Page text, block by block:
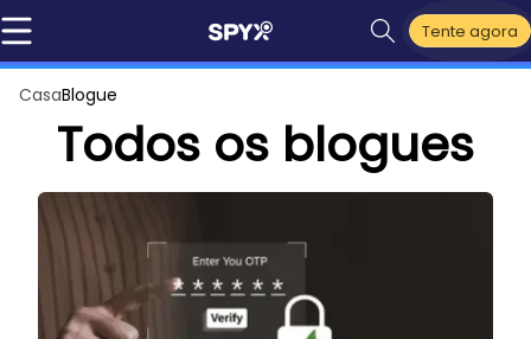
Tente agora
CasaBlogue
Todos os blogues